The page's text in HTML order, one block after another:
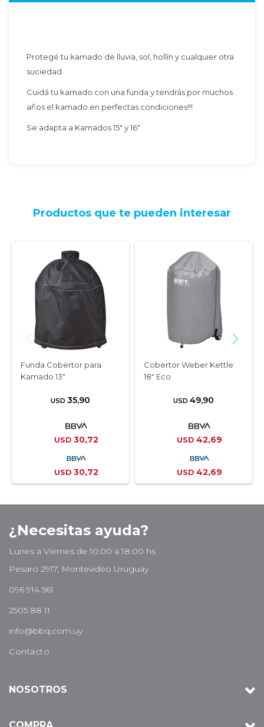
Protegé tu kamado de lluvia, sol, hollín y cualquier otra
suciedad.
Cuidá tu kamado con una funda y tendrás por muchos
años el kamado en perfectas condiciones!!!
Se adapta a Kamados 15" y 16"
Productos que te pueden interesar
Funda Cobertor para
Kamado 13"
USD 35,90
USD 30,72
USD 30,72
Cobertor Weber Kettle
18" Eco
USD 49,90
USD 42,69
USD 42,69
¿Necesitas ayuda?
Lunes a Viernes de 10:00 a 18:00 hs
Pesaro 2917, Montevideo Uruguay
096 914 561
2505 88 11
info@bbq.com.uy
Contacto
NOSOTROS